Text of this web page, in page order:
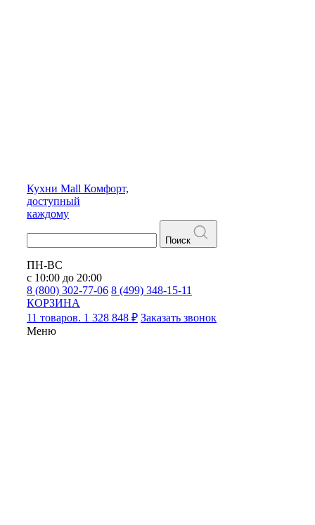
Кухни Mall Комфорт,
доступный
каждому
Поиск
ПН-ВС
с 10:00 до 20:00
8 (800) 302-77-06 8 (499) 348-15-11
КОРЗИНА
11 товаров. 1 328 848 ₽ Заказать звонок
Меню